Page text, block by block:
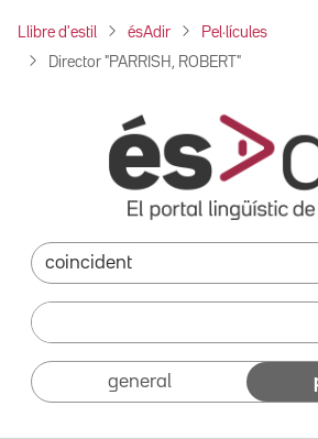
Llibre d'estil ésAdir Pel·lícules
Director "PARRISH, ROBERT"
general